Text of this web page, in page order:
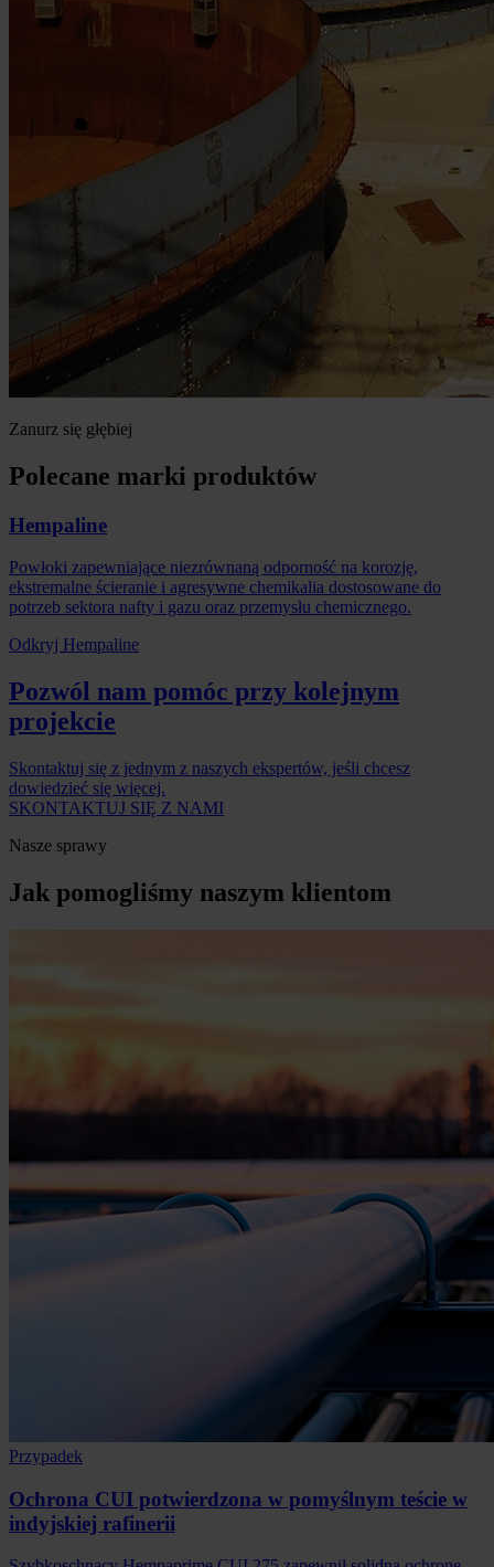
Zanurz się głębiej
Polecane marki produktów
Hempaline
Powłoki zapewniające niezrównaną odporność na korozję,
ekstremalne ścieranie i agresywne chemikalia dostosowane do
potrzeb sektora nafty i gazu oraz przemysłu chemicznego.
Odkryj Hempaline
Pozwól nam pomóc przy kolejnym
projekcie
Skontaktuj się z jednym z naszych ekspertów, jeśli chcesz
dowiedzieć się więcej.
SKONTAKTUJ SIĘ Z NAMI
Nasze sprawy
Jak pomogliśmy naszym klientom
Przypadek
Ochrona CUI potwierdzona w pomyślnym teście w
indyjskiej rafinerii